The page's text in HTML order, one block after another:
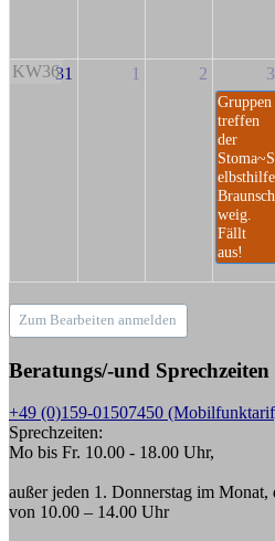
KW3631 1 2 3
Gruppen
treffen
der
Stoma~S
elbsthilfe
Braunsch
weig.
Fällt
aus!
Zum Bearbeiten anmelden
Beratungs/-und Sprechzeiten
+49 (0)159-01507450
Sprechzeiten:
Mo bis Fr. 10.00 - 18.00 Uhr,
außer jeden 1. Donnerstag im
von 10.00 – 14.00 Uhr